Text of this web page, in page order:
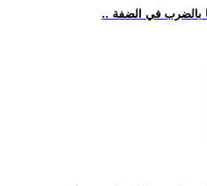
بالضرب في الضفة